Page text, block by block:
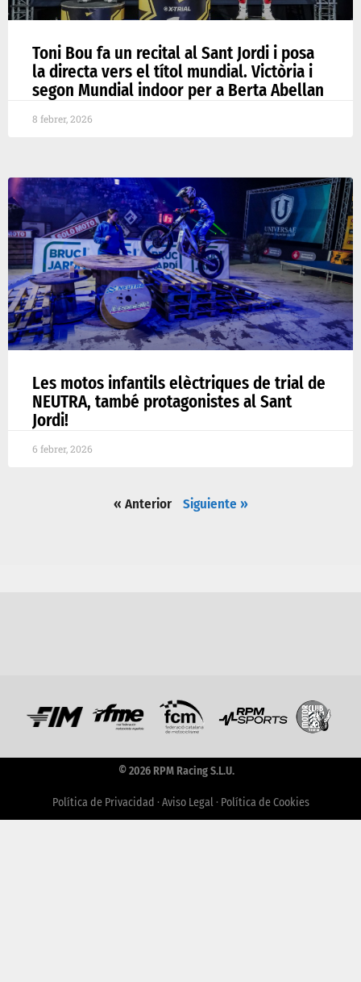
Toni Bou fa un recital al Sant Jordi i posa
la directa vers el títol mundial. Victòria i
segon Mundial indoor per a Berta Abellan
8 febrer, 2026
Les motos infantils elèctriques de trial de
NEUTRA, també protagonistes al Sant
Jordi!
6 febrer, 2026
« Anterior Siguiente »
© 2026 RPM Racing S.L.U.
Política de Privacidad · Aviso Legal· Política de Cookies